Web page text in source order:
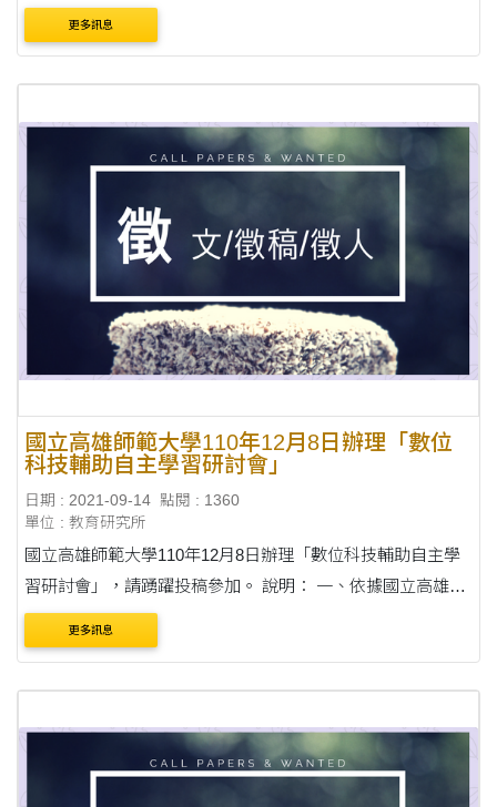
委請國立政治大學承辦臺灣蒙特梭利教育基地計畫，為推廣
及實踐蒙特梭利教育，並因應 108 課綱素養導....
更多訊息
國立高雄師範大學110年12月8日辦理「數位
科技輔助自主學習研討會」
日期 : 2021-09-14 點閱 : 1360
單位 : 教育研究所
國立高雄師範大學110年12月8日辦理「數位科技輔助自主學
習研討會」，請踴躍投稿參加。 說明： 一、依據國立高雄師
範大學110年8月24日高師大科環字第1101103598號函辦理。
二、本案聯絡人：楊小姐(07)717-2930分機7028，Email:te....
更多訊息